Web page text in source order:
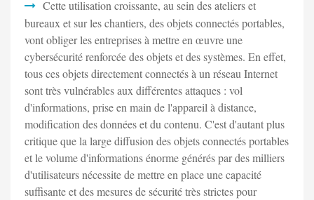
Cette utilisation croissante, au sein des ateliers et
bureaux et sur les chantiers, des objets connectés portables,
vont obliger les entreprises à mettre en œuvre une
cybersécurité renforcée des objets et des systèmes. En effet,
tous ces objets directement connectés à un réseau Internet
sont très vulnérables aux différentes attaques : vol
d'informations, prise en main de l'appareil à distance,
modification des données et du contenu. C'est d'autant plus
critique que la large diffusion des objets connectés portables
et le volume d'informations énorme générés par des milliers
d'utilisateurs nécessite de mettre en place une capacité
suffisante et des mesures de sécurité très strictes pour